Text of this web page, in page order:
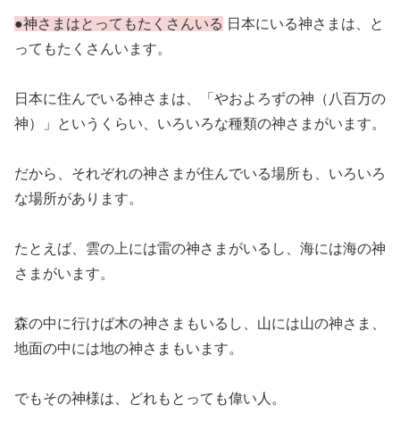
●神さまはとってもたくさんいる 日本にいる神さまは、と
ってもたくさんいます。
日本に住んでいる神さまは、「やおよろずの神（八百万の
神）」というくらい、いろいろな種類の神さまがいます。
だから、それぞれの神さまが住んでいる場所も、いろいろ
な場所があります。
たとえば、雲の上には雷の神さまがいるし、海には海の神
さまがいます。
森の中に行けば木の神さまもいるし、山には山の神さま、
地面の中には地の神さまもいます。
でもその神様は、どれもとっても偉い人。